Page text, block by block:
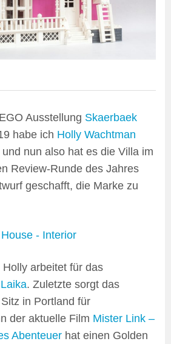
Ausstellung Skaerbaek
habe ich Holly Wachtman
nun also hat es die Villa im
Review-Runde des Jahres
geschafft, die Marke zu
arbeitet für das
Laika. Zuletzte sorgt das
in Portland für
der aktuelle Film Mister Link –
Abenteuer hat einen Golden